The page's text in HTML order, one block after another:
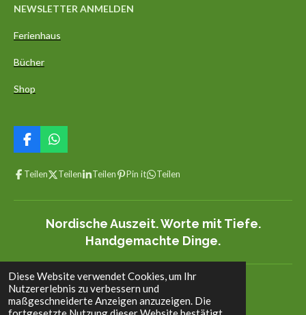
Diese Website verwendet Cookies, um Ihr
Nutzererlebnis zu verbessern und
maßgeschneiderte Anzeigen anzuzeigen. Die
NEWSLETTER ANMELDEN
Ferienhaus
Bücher
Shop
F
a
c
e
W
h
a
t
p
p
Teilen Teilen Teilen Pin it Teilen
Nordische Auszeit. Worte mit Tiefe.
Handgemachte Dinge.
© 2022 - 2026 aedelgroen.com